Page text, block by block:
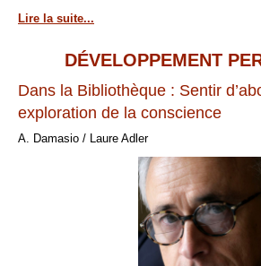
Lire la suite...
DÉVELOPPEMENT
Dans la Bibliothèque : Sentir
exploration de la conscience
A. Damasio / Laure Adler